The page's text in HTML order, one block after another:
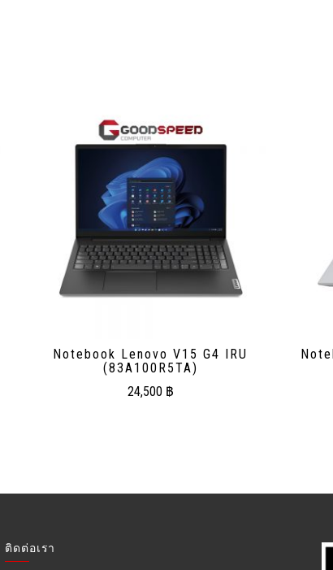
Notebook Lenovo V15 G4 IRU
(83A100R5TA)
24,500 ฿
ติดต่อเรา